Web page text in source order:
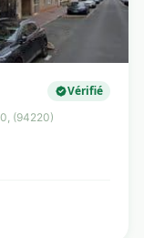
Vérifié
(94220)